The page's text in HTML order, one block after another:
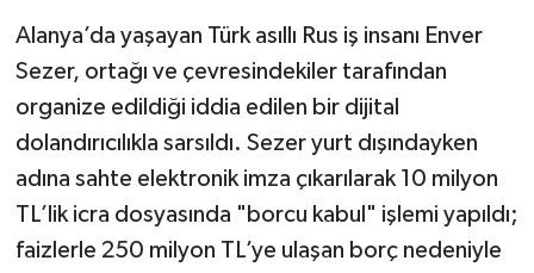
Alanya’da yaşayan Türk asıllı Rus iş insanı Enver
Sezer, ortağı ve çevresindekiler tarafından
organize edildiği iddia edilen bir dijital
dolandırıcılıkla sarsıldı. Sezer yurt dışındayken
adına sahte elektronik imza çıkarılarak 10 milyon
TL’lik icra dosyasında "borcu kabul" işlemi yapıldı;
faizlerle 250 milyon TL’ye ulaşan borç nedeniyle